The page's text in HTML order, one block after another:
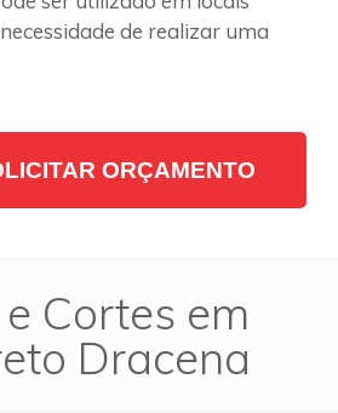
de realizar uma
ORÇAMENTO
Cortes em
Dracena